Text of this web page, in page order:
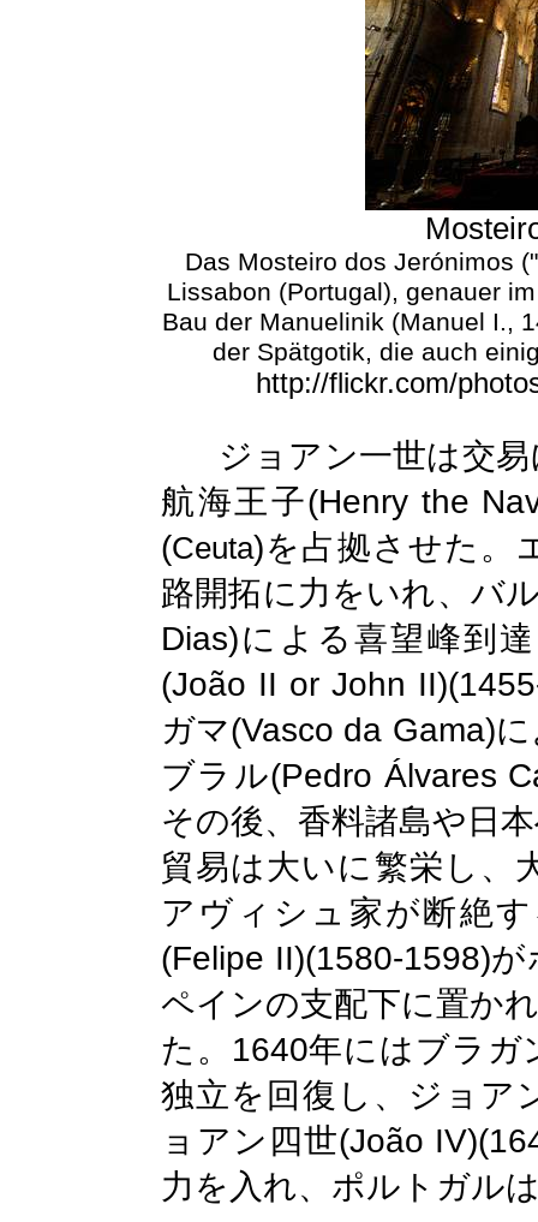
Das Mosteiro dos Jerónimos
Lissabon (Portugal), genauer
Bau der Manuelinik (Manuel I.,
der Spätgotik, die auch
http://flickr.com/
ジョアン一世は交
航海王子(Henry the
(Ceuta)を占拠させた。
路開拓に力をいれ、バ
Dias)による喜望峰到
(João II or John
ガマ(Vasco da Gama)
ブラル(Pedro Álvares
その後、香料諸島や日
貿易は大いに繁栄し、
アヴィシュ家が断絶
(Felipe II)(1580-1598)が
ペインの支配下に置か
た。 1640年にはブラガ
独立を回復し、ジョア
ョアン四世(João
力を入れ、ポルトガル